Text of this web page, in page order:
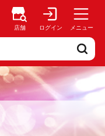
店舗 ログイン メニュー